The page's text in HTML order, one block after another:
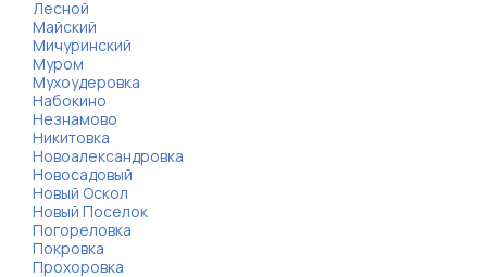
Лесной
Майский
Мичуринский
Муром
Мухоудеровка
Набокино
Незнамово
Никитовка
Новоалександровка
Новосадовый
Новый Оскол
Новый Поселок
Погореловка
Покровка
Прохоровка